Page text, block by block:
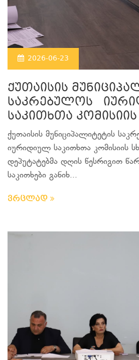
2026-06-23
ქუთაისის
საკრებულოს
საკითხთა
ქუთაისის მუნიციპალიტეტის
იურიდიულ საკითხთა კომისიის
დეპუტატებმა დღის წესრიგით
საკითხები განიხ...
ვრცლად